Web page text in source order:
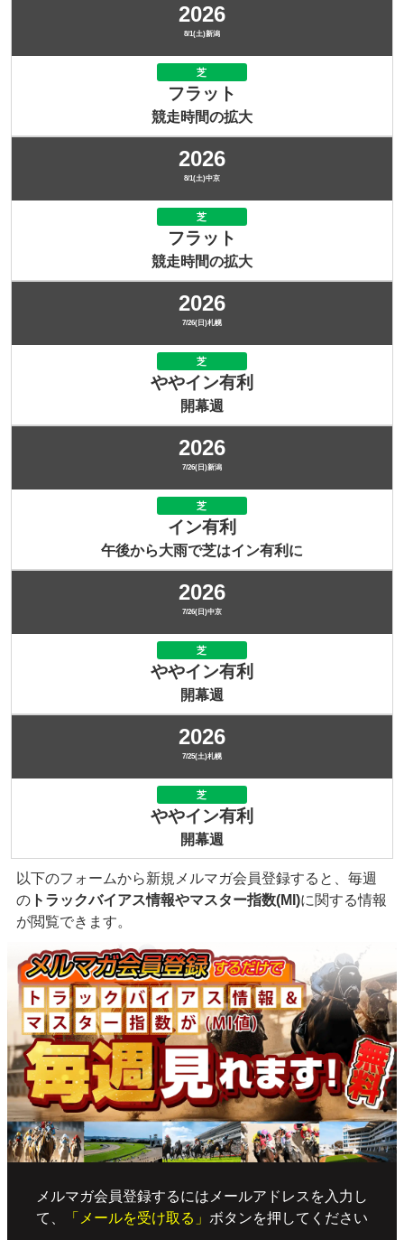
2026
8/1(土)新潟
芝
フラット
競走時間の拡大
2026
8/1(土)中京
芝
フラット
競走時間の拡大
2026
7/26(日)札幌
芝
ややイン有利
開幕週
2026
7/26(日)新潟
芝
イン有利
午後から大雨で芝はイン有利に
2026
7/26(日)中京
芝
ややイン有利
開幕週
2026
7/25(土)札幌
芝
ややイン有利
開幕週
以下のフォームから新規メルマガ会員登録すると、毎週
の トラックバイアス情報やマスター指数(MI)に関する情報
が閲覧できます。
メルマガ会員登録するにはメールアドレスを入力し
て、
「メールを受け取る」 ボタンを押してください